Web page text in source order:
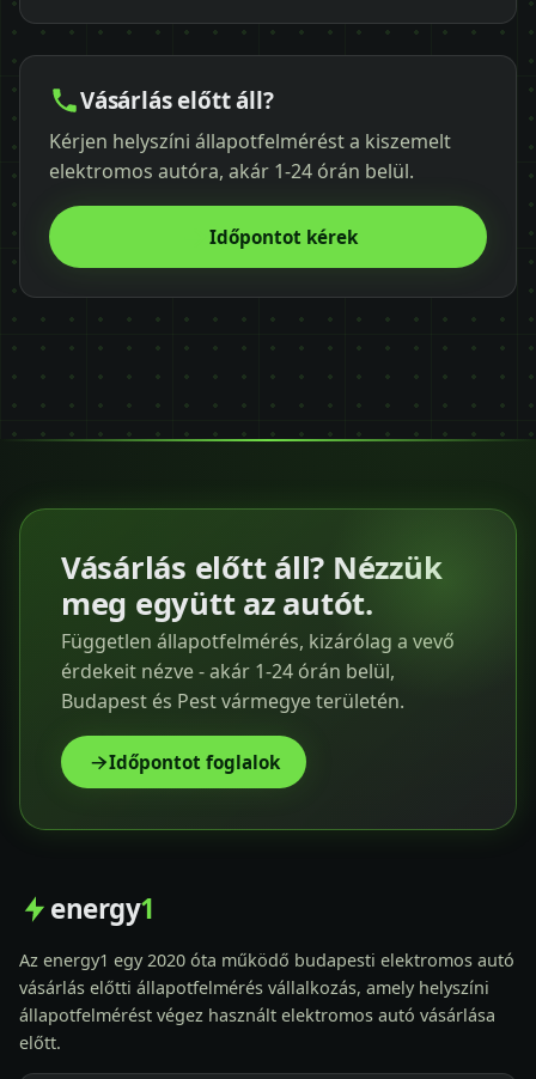
Vásárlás előtt áll?
Kérjen helyszíni állapotfelmérést a kiszemelt
elektromos autóra, akár 1-24 órán belül.
Időpontot kérek
Vásárlás előtt áll? Nézzük
meg együtt az autót.
Független állapotfelmérés, kizárólag a vevő
érdekeit nézve - akár 1-24 órán belül,
Budapest és Pest vármegye területén.
Időpontot foglalok
energy1
Az energy1 egy 2020 óta működő budapesti elektromos autó
vásárlás előtti állapotfelmérés vállalkozás, amely helyszíni
állapotfelmérést végez használt elektromos autó vásárlása
előtt.